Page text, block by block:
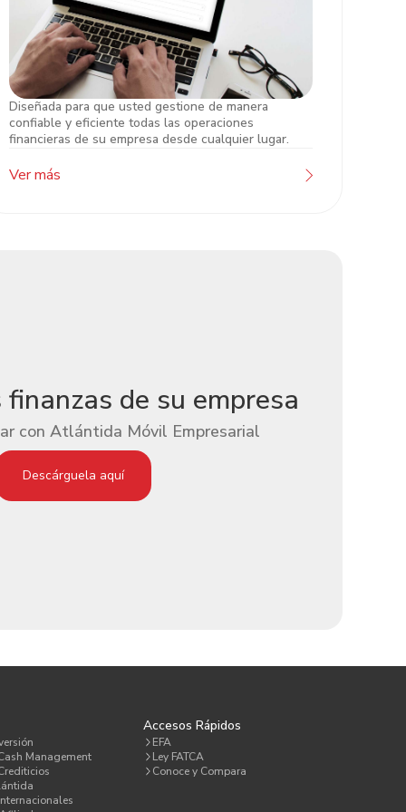
Atlántida Online Empresarial
Diseñada para que usted gestione de manera
confiable y eficiente todas las operaciones
financieras de su empresa desde cualquier lugar.
Ver más
de su empresa
con Atlántida Móvil Empresarial
Descárguela aquí
Management
Accesos Rápidos
EFA
Ley FATCA
Conoce y Compara